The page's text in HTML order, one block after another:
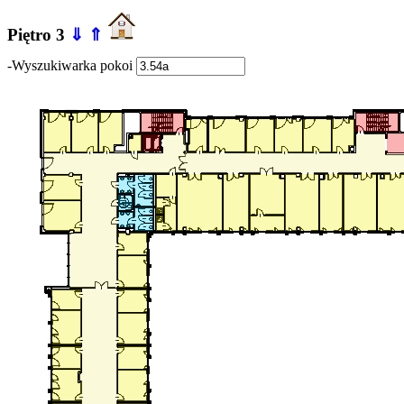
Piętro 3 ⇓ ⇑
-Wyszukiwarka pokoi